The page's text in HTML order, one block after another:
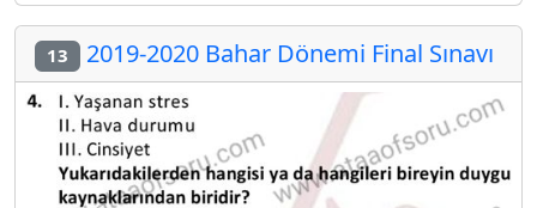
13 2019-2020 Bahar Dönemi Final Sınavı